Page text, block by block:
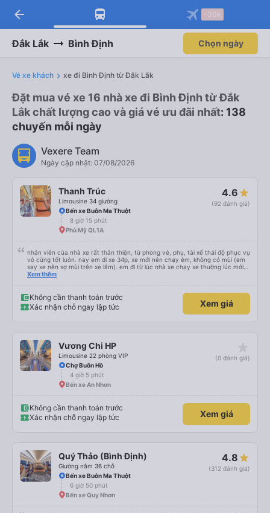
arrow_back -30k
Đắk Lắk Bình Định Chọn ngày
Vé xe khách xe đi Bình Định từ Đắk Lắk
Đặt mua vé xe 16 nhà xe đi Bình Định từ Đắk
Lắk chất lượng cao và giá vé ưu đãi nhất: 138
chuyến mỗi ngày
Vexere Team
Ngày cập nhật: 07/08/2026
Thanh Trúc
Limousine 34 giường
4.6
(92 đánh giá)
Bến xe Buôn Ma Thuột
8 giờ 15 phút
Phù Mỹ QL1A
nhân viên của nhà xe rất thân thiện, từ phòng vé, phụ, tài xế thái độ phục vụ
vô cùng tốt luôn. nay em đi xe 34p, xe mới nên chạy êm, không có mùi (em
say xe nên sợ mùi trên xe lắm). em đi từ lúc nhà xe chạy xe thường lúc mới
mở tuyến cơ, nay có xe 34p chắc em đi nhiều hơn
Xem thêm
Không cần thanh toán trước
Xác nhận chỗ ngay lập tức
Xem giá
Vương Chi HP
Limousine 22 phòng VIP
(0 đánh giá)
Chợ Buôn Hồ
4 giờ 5 phút
Bến xe An Nhơn
Không cần thanh toán trước
Xác nhận chỗ ngay lập tức
Xem giá
Quý Thảo (Bình Định)
Giường nằm 36 chỗ
4.8
(312 đánh giá)
Bến xe Buôn Ma Thuột
6 giờ 50 phút
Bến xe Quy Nhơn